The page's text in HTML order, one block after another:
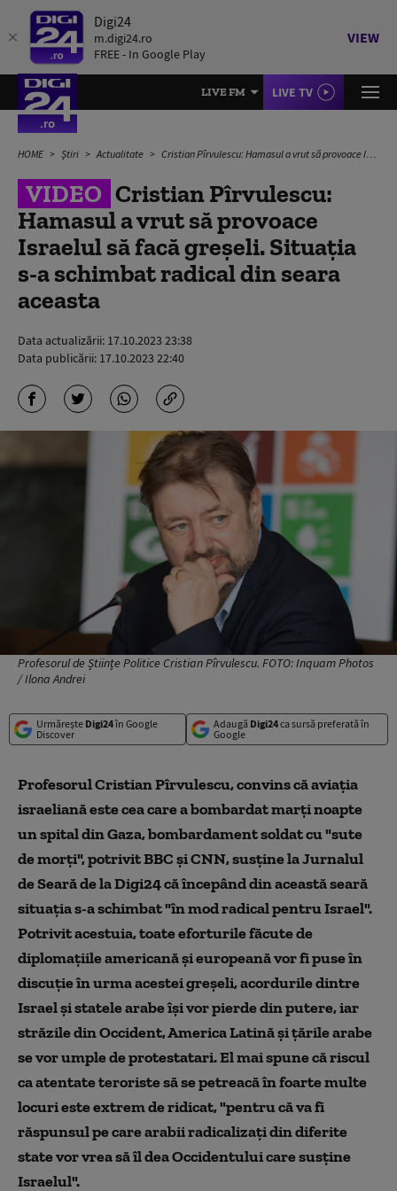
Digi24
m.digi24.ro
FREE - In Google Play
VIEW
LIVE FM LIVE TV
HOME Știri Actualitate Cristian Pîrvulescu: Hamasul a vrut să provoace Israelul să facă greșeli. Situația s-a schimbat radical din seara aceasta
VIDEO Cristian Pîrvulescu:
Hamasul a vrut să provoace
Israelul să facă greșeli. Situația
s-a schimbat radical din seara
aceasta
Data actualizării: 17.10.2023 23:38
Data publicării: 17.10.2023 22:40
Profesorul de Științe Politice Cristian Pîrvulescu. FOTO: Inquam Photos
/ Ilona Andrei
Urmărește Digi24în Google
Discover
Adaugă Digi24ca sursă preferată în
Google
Profesorul Cristian Pîrvulescu, convins că aviația
israeliană este cea care a bombardat marți noapte
un spital din Gaza, bombardament soldat cu "sute
de morți", potrivit BBC și CNN, susține la Jurnalul
de Seară de la Digi24 că începând din această seară
situația s-a schimbat "în mod radical pentru Israel".
Potrivit acestuia, toate eforturile făcute de
diplomațiile americană și europeană vor fi puse în
discuție în urma acestei greșeli, acordurile dintre
Israel și statele arabe își vor pierde din putere, iar
străzile din Occident, America Latină și țările arabe
se vor umple de protestatari. El mai spune că riscul
ca atentate teroriste să se petreacă în foarte multe
locuri este extrem de ridicat, "pentru că va fi
răspunsul pe care arabii radicalizați din diferite
state vor vrea să îl dea Occidentului care susține
Israelul".